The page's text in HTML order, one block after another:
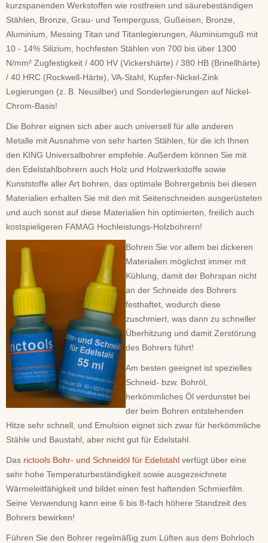
kurzspanenden Werkstoffen wie rostfreien und säurebeständigen
Stählen, Bronze, Grau- und Temperguss, Gußeisen, Bronze,
Aluminium, Messing Titan und Titanlegierungen, Aluminiumguß mit
10 - 14% Silizium, hochfesten Stählen von 700 bis über 1300
N/mm² Zugfestigkeit / 400 HV (Vickershärte) / 380 HB (Brinellhärte)
/ 40 HRC (Rockwell-Härte), VA-Stahl, Kupfer-Nickel-Zink
Legierungen (z. B. Neusilber) und Sonderlegierungen auf Nickel-
Chrom-Basis!
Die Bohrer eignen sich aber auch universell für alle anderen
Metalle mit Ausnahme von sehr harten Stählen, für die ich Ihnen
den KING Universalbohrer empfehle. Außerdem können Sie mit
den Edelstahlbohrern auch Holz und Holzwerkstoffe sowie
Kunststoffe aller Art bohren, das optimale Bohrergebnis bei diesen
Materialien erhalten Sie mit den mit Seitenschneiden ausgerüsteten
und auch sonst auf diese Materialien hin optimierten, freilich auch
kostspieligeren FAMAG Hochleistungs-Holzbohrern!
Bohren Sie vor allem bei dickeren
Materialien möglichst immer mit
Kühlung, damit der Bohrspan nicht
an der Schneide des Bohrers
festhaftet, wodurch diese
zuschmiert, was dann zu schneller
Überhitzung und damit Zerstörung
des Bohrers führt!
Am besten geeignet ist spezielles
Schneid- bzw. Bohröl,
herkömmliches Öl verdunstet bei
der beim Bohren entstehenden
Hitze sehr schnell, und Emulsion eignet sich zwar für herkömmliche
Stähle und Baustahl, aber nicht gut für Edelstahl.
Das rictools Bohr- und Schneidöl für Edelstahl verfügt über eine
sehr hohe Temperaturbeständigkeit sowie ausgezeichnete
Wärmeleitfähigkeit und bildet einen fest haftenden Schmierfilm.
Seine Verwendung kann eine 6 bis 8-fach höhere Standzeit des
Bohrers bewirken!
Führen Sie den Bohrer regelmäßig zum Lüften aus dem Bohrloch